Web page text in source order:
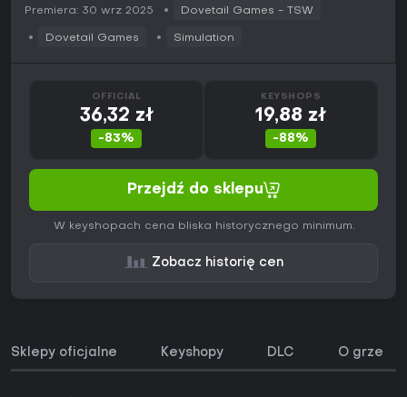
Premiera: 30 wrz 2025 Dovetail Games - TSW
Dovetail Games Simulation
OFFICIAL
36,32 zł
-83%
KEYSHOPS
19,88 zł
-88%
Przejdź do sklepu
W keyshopach cena bliska historycznego minimum.
Zobacz historię cen
Sklepy oficjalne Keyshopy DLC O grze